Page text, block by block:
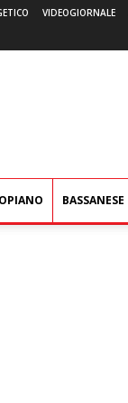
VIDEOGIORNALE
BASSANESE